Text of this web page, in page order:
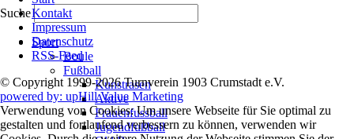
Suche
Navigation
überspringen
Sport
Boule
Fußball
Kunstrasen
Aktive
Frauenfussball
Jugendfußball
Kontakt
Impressum
Datenschutz
RSS-Feed
© Copyright 1999-2026 Turnverein 1903 Crumstadt e.V.
powered by: upHill Value Marketing
Verwendung von Cookies: Um unsere Webseite für Sie optimal zu
gestalten und fortlaufend verbessern zu können, verwenden wir